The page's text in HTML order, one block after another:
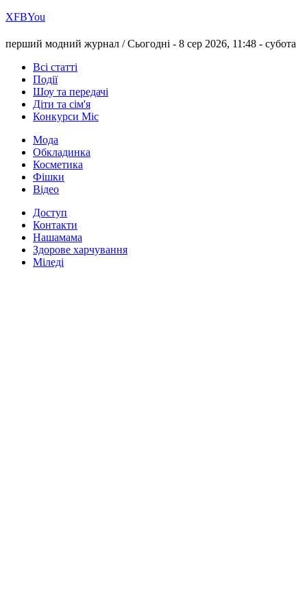
ХFBYou
перший модний журнал /Сьогодні - 8 сер 2026, 11:48 - субота
Всі статті
Події
Шоу та передачі
Діти та сім'я
Конкурси Міс
Мода
Обкладинка
Косметика
Фішки
Відео
Доступ
Контакти
Нашамама
Здорове харчування
Міледі